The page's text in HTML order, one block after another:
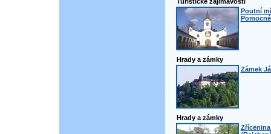
Poutní
Hrady a zámky
Zámek
Hrady a zámky